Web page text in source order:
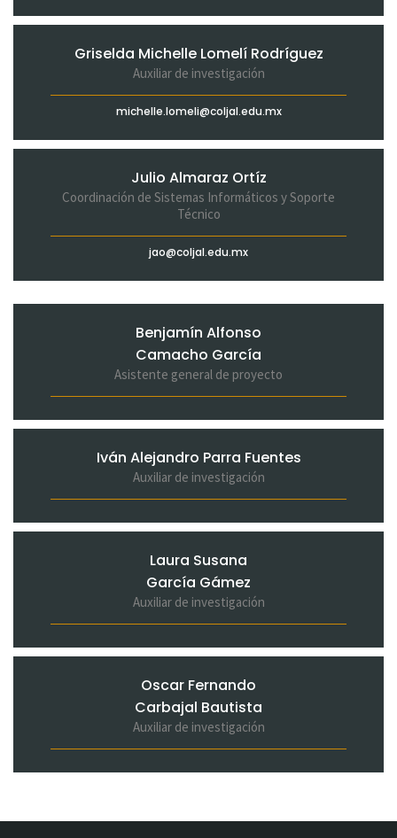
Griselda Michelle Lomelí Rodríguez
Auxiliar de investigación
michelle.lomeli@coljal.edu.mx
Julio Almaraz Ortíz
Coordinación de Sistemas Informáticos y Soporte
Técnico
jao@coljal.edu.mx
Benjamín Alfonso
Camacho García
Asistente general de proyecto
Iván Alejandro Parra Fuentes
Auxiliar de investigación
Laura Susana
García Gámez
Auxiliar de investigación
Oscar Fernando
Carbajal Bautista
Auxiliar de investigación